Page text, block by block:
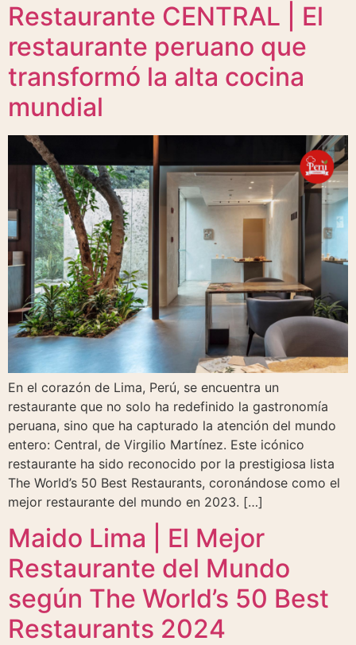
Restaurante CENTRAL | El
restaurante peruano que
transformó la alta cocina
mundial
En el corazón de Lima, Perú, se encuentra un
restaurante que no solo ha redefinido la gastronomía
peruana, sino que ha capturado la atención del mundo
entero: Central, de Virgilio Martínez. Este icónico
restaurante ha sido reconocido por la prestigiosa lista
The World’s 50 Best Restaurants, coronándose como el
mejor restaurante del mundo en 2023. […]
Maido Lima | El Mejor
Restaurante del Mundo
según The World’s 50 Best
Restaurants 2024